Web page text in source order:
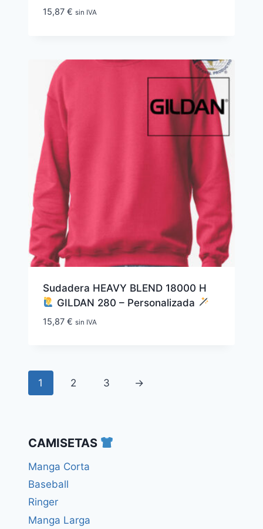
15,87 € sin IVA
Sudadera HEAVY BLEND 18000 H
GILDAN 280 – Personalizada
15,87 € sin IVA
1 2 3 →
CAMISETAS
Manga Corta
Baseball
Ringer
Manga Larga